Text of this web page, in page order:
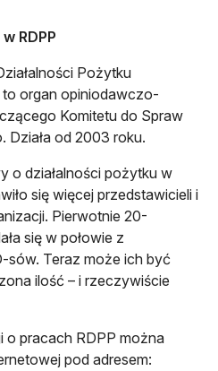
RDPP
Pożytku
organ opiniodawczo-
Komitetu do Spraw
Działa od 2003 roku.
o działalności pożytku w
się więcej przedstawicieli i
Pierwotnie 20-
się w połowie z
sów. Teraz może ich być
ilość – i rzeczywiście
o pracach RDPP można
pod adresem: